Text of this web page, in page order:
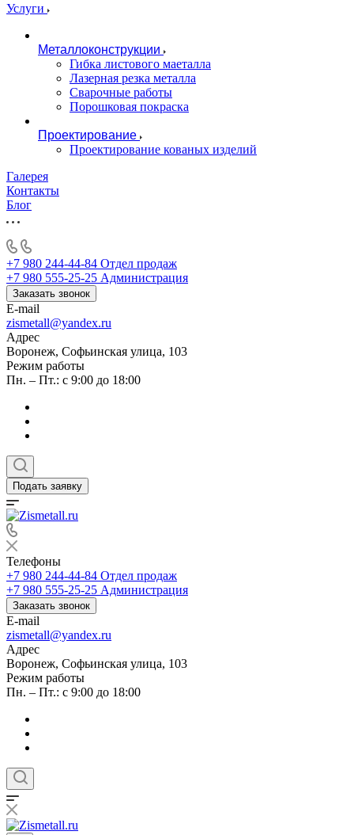
Услуги
Металлоконструкции
Гибка листового маеталла
Лазерная резка металла
Сварочные работы
Порошковая покраска
Проектирование
Проектирование кованых изделий
Галерея
Контакты
Блог
+7 980 244-44-84 Отдел продаж
+7 980 555-25-25 Администрация
Заказать звонок
E-mail
zismetall@yandex.ru
Адрес
Воронеж, Софьинская улица, 103
Режим работы
Пн. – Пт.: с 9:00 до 18:00
Подать заявку
Телефоны
+7 980 244-44-84 Отдел продаж
+7 980 555-25-25 Администрация
Заказать звонок
E-mail
zismetall@yandex.ru
Адрес
Воронеж, Софьинская улица, 103
Режим работы
Пн. – Пт.: с 9:00 до 18:00